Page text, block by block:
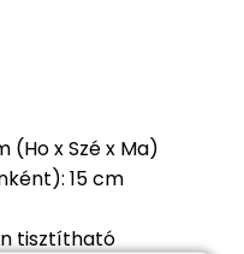
(Ho x Szé x Ma)
15 cm
tisztítható